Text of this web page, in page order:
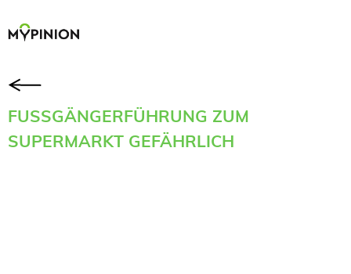
FUSSGÄNGERFÜHRUNG ZUM S
UPERMARKT GEFÄHRLICH